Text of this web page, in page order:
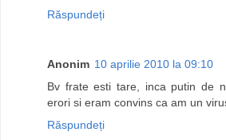
Răspundeți
Anonim 10 aprilie 2010 la 09:10
Bv frate esti tare, inca putin de
erori si eram convins ca am un
Răspundeți